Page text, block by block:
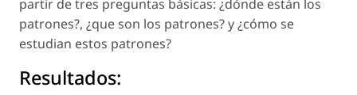
partir de tres preguntas básicas: ¿dónde están los
patrones?, ¿que son los patrones? y ¿cómo se
estudian estos patrones?
Resultados: